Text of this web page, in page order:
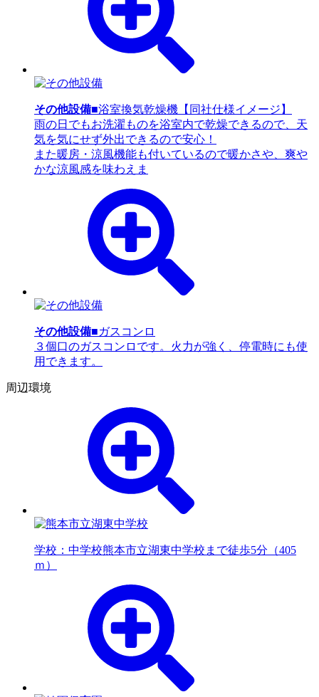
その他設備■浴室換気乾燥機【同社仕様イメージ】
雨の日でもお洗濯ものを浴室内で乾燥できるので、天
気を気にせず外出できるので安心！
また暖房・涼風機能も付いているので暖かさや、爽や
かな涼風感を味わえま
その他設備■ガスコンロ
３個口のガスコンロです。火力が強く、停電時にも使
用できます。
周辺環境
学校：中学校熊本市立湖東中学校まで徒歩5分（405
ｍ）